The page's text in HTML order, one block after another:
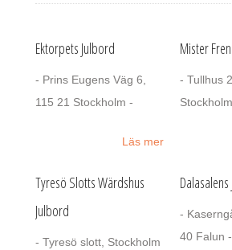
Ektorpets Julbord
- Prins Eugens Väg 6,
115 21 Stockholm -
Läs mer
Mister
- Tullhus
Tyresö Slotts Wärdshus
Julbord
- Tyresö slott, Stockholm
-
40 Falun -